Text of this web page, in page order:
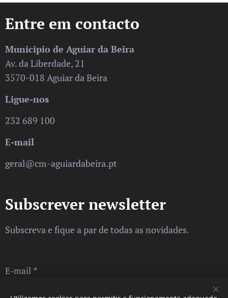
Entre em contacto
Municipio de Aguiar da Beira
Av. da Liberdade, 21
3570-018 Aguiar da Beira
Ligue-nos
232 689 100
E-mail
geral@cm-aguiardabeira.pt
Subscrever newsletter
Subscreva e fique a par de todas as novidades.
E-mail